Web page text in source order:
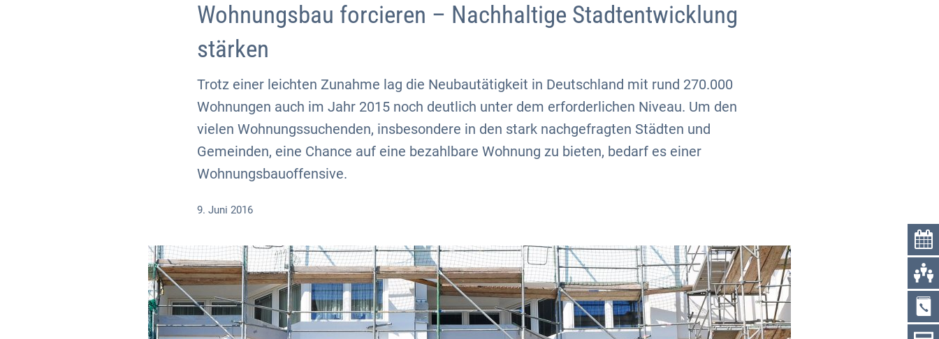
Wohnungsbau forcieren – Nachhaltige Stadtentwicklung
stärken
Trotz einer leichten Zunahme lag die Neubautätigkeit in Deutschland mit rund 270.000
Wohnungen auch im Jahr 2015 noch deutlich unter dem erforderlichen Niveau. Um den
vielen Wohnungssuchenden, insbesondere in den stark nachgefragten Städten und
Gemeinden, eine Chance auf eine bezahlbare Wohnung zu bieten, bedarf es einer
Wohnungsbauoffensive.
9. Juni 2016